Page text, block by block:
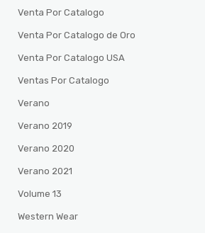
Venta Por Catalogo
Venta Por Catalogo de Oro
Venta Por Catalogo USA
Ventas Por Catalogo
Verano
Verano 2019
Verano 2020
Verano 2021
Volume 13
Western Wear